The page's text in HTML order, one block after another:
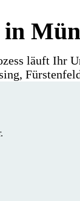
läuft Ihr